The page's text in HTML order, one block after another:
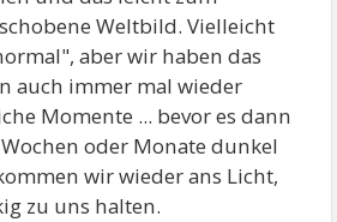
Weltbild. Vielleicht
aber wir haben das
auch immer mal wieder
Momente ... bevor es dann
oder Monate dunkel
wir wieder ans Licht,
zu uns halten.